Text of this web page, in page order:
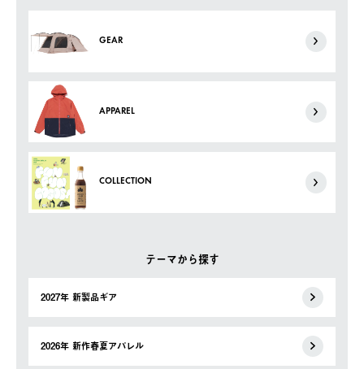
GEAR
APPAREL
COLLECTION
テーマから探す
2027年 新製品ギア
2026年 新作春夏アパレル